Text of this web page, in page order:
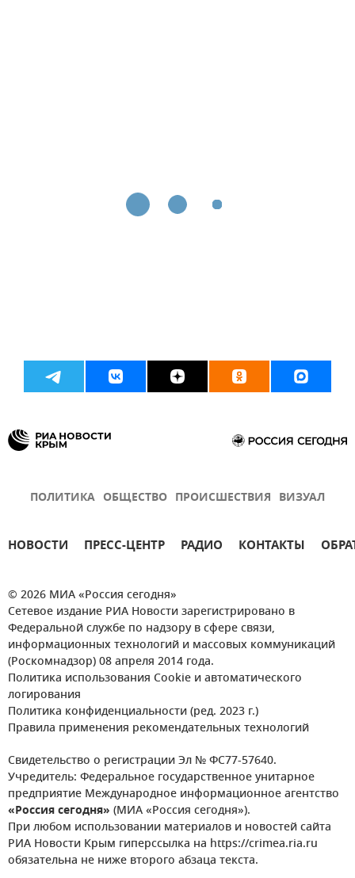
ПОЛИТИКА ОБЩЕСТВО ПРОИСШЕСТВИЯ ВИЗУАЛ
НОВОСТИ ПРЕСС-ЦЕНТР РАДИО КОНТАКТЫ
© 2026 МИА «Россия сегодня»
Сетевое издание РИА Новости зарегистрировано в
Федеральной службе по надзору в сфере связи,
информационных технологий и массовых коммуникаций
(Роскомнадзор) 08 апреля 2014 года.
Политика использования Cookie и автоматического
логирования
Политика конфиденциальности (ред. 2023 г.)
Правила применения рекомендательных технологий
Свидетельство о регистрации Эл № ФС77-57640.
Учредитель: Федеральное государственное унитарное
предприятие Международное информационное агентство
«Россия сегодня» (МИА «Россия сегодня»).
При любом использовании материалов и новостей сайта
РИА Новости Крым гиперссылка на https://crimea.ria.ru
обязательна не ниже второго абзаца текста.